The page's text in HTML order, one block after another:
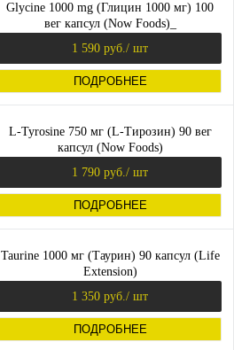
Glycine 1000 mg (Глицин 1000 мг) 100
вег капсул (Now Foods)_
1 590 руб. / шт
ПОДРОБНЕЕ
L-Tyrosine 750 мг (L-Тирозин) 90 вег
капсул (Now Foods)
1 790 руб. / шт
ПОДРОБНЕЕ
Taurine 1000 мг (Таурин) 90 капсул (Life
Extension)
1 350 руб. / шт
ПОДРОБНЕЕ